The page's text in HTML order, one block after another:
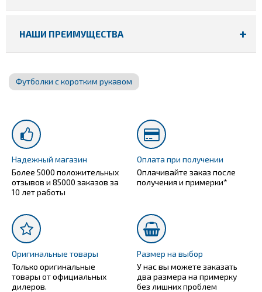
НАШИ ПРЕИМУЩЕСТВА
Футболки с коротким рукавом
Надежный магазин
Более 5000 положительных
отзывов и 85000 заказов за
10 лет работы
Оплата при получении
Оплачивайте заказ после
получения и примерки*
Оригинальные товары
Только оригинальные
товары от официальных
дилеров.
Размер на выбор
У нас вы можете заказать
два размера на примерку
без лишних проблем